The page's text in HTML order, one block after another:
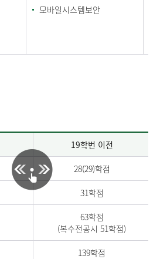
모바일시스템보안
19학번 이전
28(29)학점
31학점
63학점
(복수전공시 51학점)
139학점